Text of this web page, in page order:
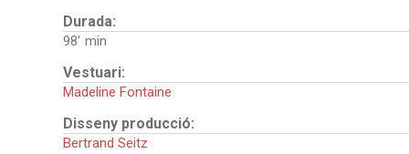
Durada:
98'
Vestuari:
Madeline Fontaine
Disseny producció:
Bertrand Seitz